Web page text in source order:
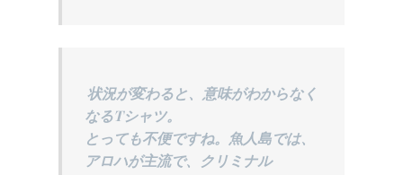
状況が変わると、意味がわからなく
なるTシャツ。
とっても不便ですね。魚人島では、
アロハが主流で、クリミナル